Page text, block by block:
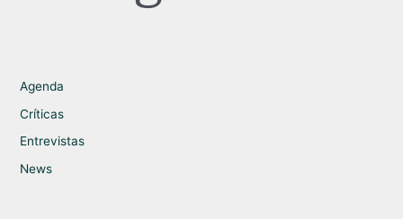
Agenda
Críticas
Entrevistas
News